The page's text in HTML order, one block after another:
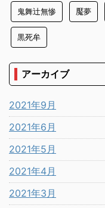
鬼舞辻無惨 魘夢
黒死牟
アーカイブ
2021年9月
2021年6月
2021年5月
2021年4月
2021年3月